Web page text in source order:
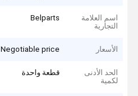
اسم العلامة
التجارية
Belparts
الأسعار Negotiable price
الحد الأدنى
لكمية
قطعة واحدة